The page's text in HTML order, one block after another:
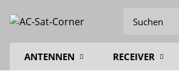
ANTENNEN RECEIVER